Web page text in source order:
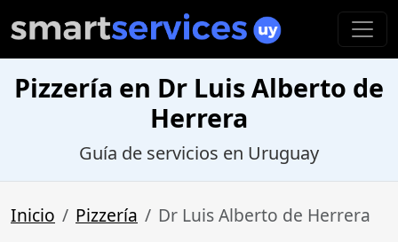
Pizzería en Dr Luis Alberto de
Herrera
Guía de servicios en Uruguay
Inicio Pizzería Dr Luis Alberto de Herrera